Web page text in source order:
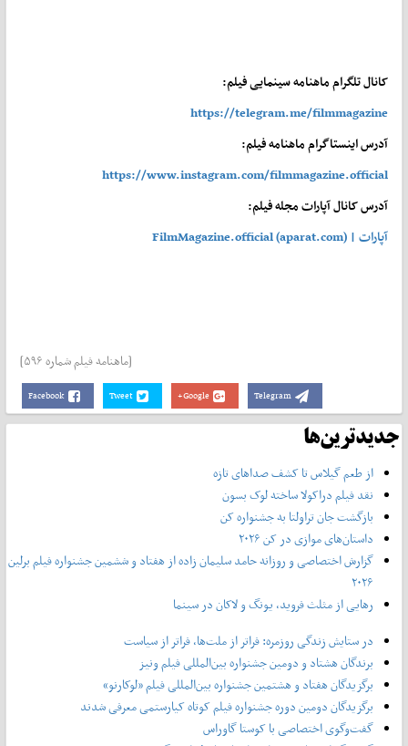
کانال تلگرام ماهنامه سینمایی فیلم:
https://telegram.me/filmmagazine
آدرس اینستاگرام ماهنامه فیلم:
https://www.instagram.com/filmmagazine.official
آدرس کانال آپارات مجله فیلم:
آپارات | FilmMagazine.official (aparat.com)
[ماهنامه فیلم شماره ۵۹۶]
Facebook Tweet Google+ Telegram
جدیدترین‌ها
از طعم گیلاس تا کشف صداهای تازه
نقد فیلم دراکولا ساخته لوک بسون
بازگشت جان تراولتا به جشنواره کن
داستان‌های موازی در کن ۲۰۲۶
گزارش اختصاصی و روزانه حامد سلیمان زاده از هفتاد و‌ ششمین جشنواره فیلم برلین
۲۰۲۶
رهایی از مثلث فروید، یونگ و لاکان در سینما
در ستایش زندگی روزمره: فراتر از ملت‌ها، فراتر از سیاست
برندگان هشتاد و دومین جشنواره بین‌المللی فیلم ونیز
برگزیدگان هفتاد و هشتمین جشنواره بین‌المللی فیلم «لوکارنو»
برگزیدگان دومین دوره جشنواره فیلم کوتاه کیارستمی معرفی شدند
گفت‌وگوی اختصاصی با کوستا گاوراس